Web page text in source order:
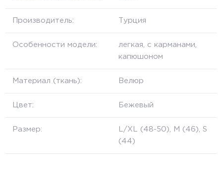
Производитель: Турция
Особенности модели:
легкая, с карманами,
капюшоном
Материал (ткань): Велюр
Цвет: Бежевый
Размер:
L/XL (48-50), M (46), S
(44)